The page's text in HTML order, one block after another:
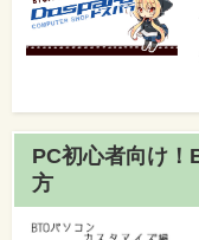
PC初心者向け！
方